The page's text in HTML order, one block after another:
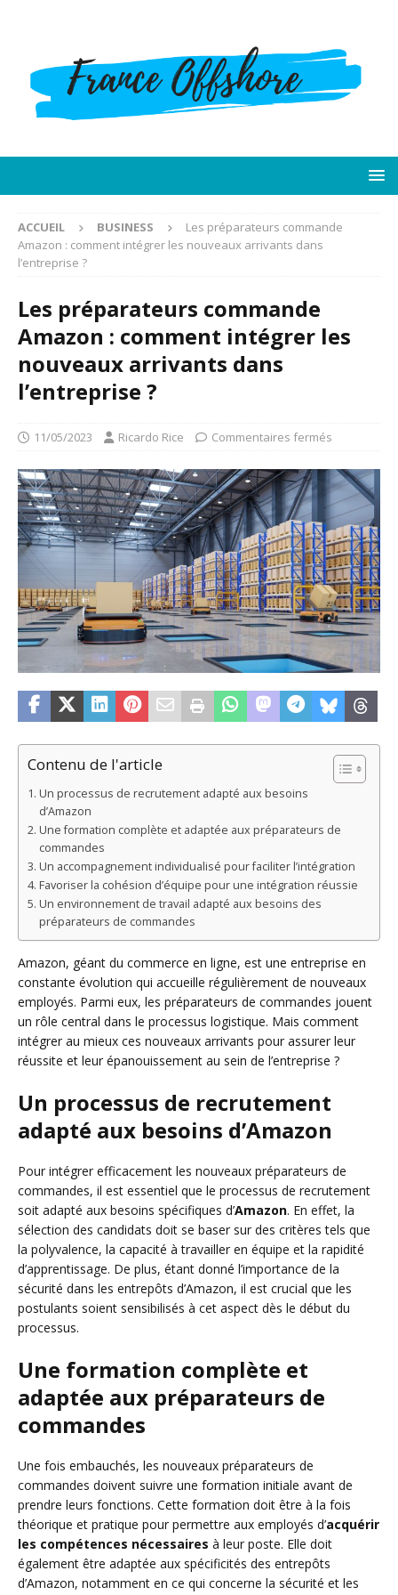
ACCUEIL BUSINESS
Les préparateurs commande
Amazon : comment intégrer les nouveaux arrivants dans
l’entreprise ?
Les préparateurs commande
Amazon : comment intégrer les
nouveaux arrivants dans
l’entreprise ?
11/05/2023 Ricardo Rice Commentaires fermés
Contenu de l'article
Un processus de recrutement adapté aux besoins
d’Amazon
Une formation complète et adaptée aux préparateurs de
commandes
Un accompagnement individualisé pour faciliter l’intégration
Favoriser la cohésion d’équipe pour une intégration réussie
Un environnement de travail adapté aux besoins des
préparateurs de commandes
Amazon, géant du commerce en ligne, est une entreprise en
constante évolution qui accueille régulièrement de nouveaux
employés. Parmi eux, les préparateurs de commandes jouent
un rôle central dans le processus logistique. Mais comment
intégrer au mieux ces nouveaux arrivants pour assurer leur
réussite et leur épanouissement au sein de l’entreprise ?
Un processus de recrutement
adapté aux besoins d’Amazon
Pour intégrer efficacement les nouveaux préparateurs de
commandes, il est essentiel que le processus de recrutement
soit adapté aux besoins spécifiques d’Amazon. En effet, la
sélection des candidats doit se baser sur des critères tels que
la polyvalence, la capacité à travailler en équipe et la rapidité
d’apprentissage. De plus, étant donné l’importance de la
sécurité dans les entrepôts d’Amazon, il est crucial que les
postulants soient sensibilisés à cet aspect dès le début du
processus.
Une formation complète et
adaptée aux préparateurs de
commandes
Une fois embauchés, les nouveaux préparateurs de
commandes doivent suivre une formation initiale avant de
prendre leurs fonctions. Cette formation doit être à la fois
théorique et pratique pour permettre aux employés d’acquérir
les compétences nécessaires à leur poste. Elle doit
également être adaptée aux spécificités des entrepôts
d’Amazon, notamment en ce qui concerne la sécurité et les